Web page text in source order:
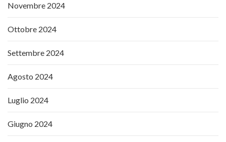
Novembre 2024
Ottobre 2024
Settembre 2024
Agosto 2024
Luglio 2024
Giugno 2024